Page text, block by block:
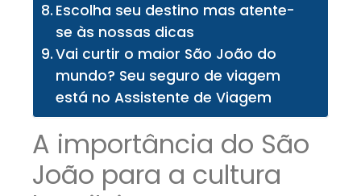
Escolha seu destino mas atente-
se às nossas dicas
Vai curtir o maior São João do
mundo? Seu seguro de viagem
está no Assistente de Viagem
A importância do São
João para a cultura